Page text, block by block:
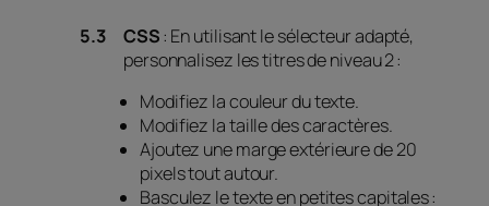
CSS: En utilisant le sélecteur adapté,
personnalisez les titres de niveau 2 :
Modifiez la couleur du texte.
Modifiez la taille des caractères.
Ajoutez une marge extérieure de 20
pixels tout autour.
Basculez le texte en petites capitales :